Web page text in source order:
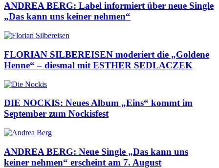
ANDREA BERG: Label informiert über neue Single
„Das kann uns keiner nehmen“
FLORIAN SILBEREISEN moderiert die „Goldene
Henne“ – diesmal mit ESTHER SEDLACZEK
DIE NOCKIS: Neues Album „Eins“ kommt im
September zum Nockisfest
ANDREA BERG: Neue Single „Das kann uns
keiner nehmen“ erscheint am 7. August